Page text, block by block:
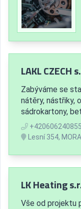
LAKL CZECH
Zabýváme se
nátěry, nástřiky,
sádrokartony,
+420606240855
Lesní 354,
LK Heating
Vše od projektu